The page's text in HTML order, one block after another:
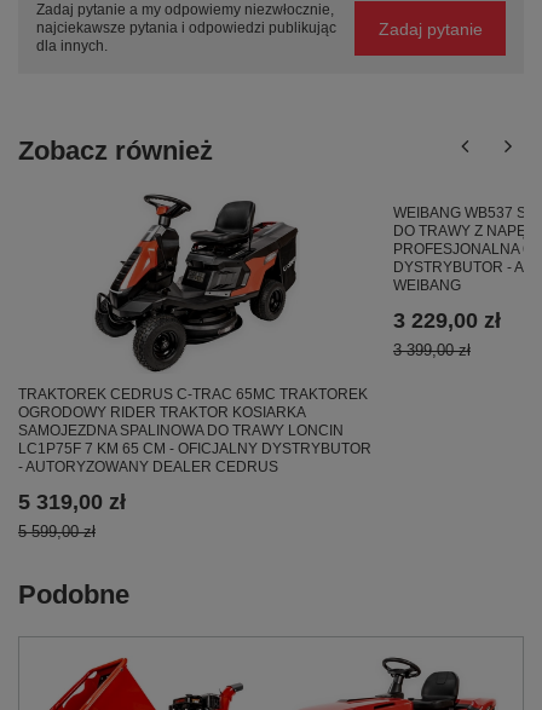
Zadaj pytanie a my odpowiemy niezwłocznie,
najciekawsze pytania i odpowiedzi publikując
dla innych.
Zadaj pytanie
Zobacz również
TRAKTOREK CEDRUS C-TRAC 65MC TRAKTOREK
OGRODOWY RIDER TRAKTOR KOSIARKA
SAMOJEZDNA SPALINOWA DO TRAWY LONCIN
LC1P75F 7 KM 65 CM - OFICJALNY DYSTRYBUTOR
- AUTORYZOWANY DEALER CEDRUS
5 319,00 zł
5 599,00 zł
WEIBANG WB537 SC
DO TRAWY Z
PROFESJONALNA
DYSTRYBUTOR -
WEIBANG
3 229,00 zł
3 399,00 zł
Podobne